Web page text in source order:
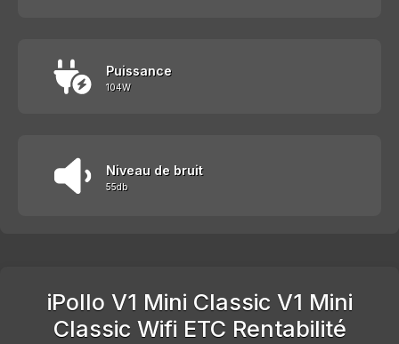
Puissance
104W
Niveau de bruit
55db
iPollo V1 Mini Classic V1 Mini
Classic Wifi ETC Rentabilité